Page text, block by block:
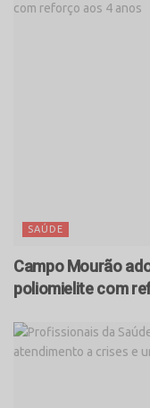
SAÚDE
Campo Mourão
poliomielite com